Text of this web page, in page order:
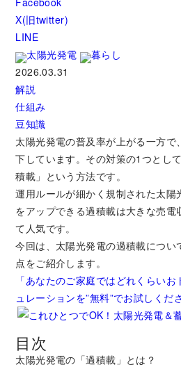
X(旧twitter)
LINE
太陽光発電
暮らし
2026.03.31
解説
仕組み
豆知識
太陽光発電の普及率が上がる一方で
下しています。その対策の1つとし
積載」という方法です。
運用ルールが細かく規制された太陽
をアップできる過積載は大きな売電
て人気です。
今回は、太陽光発電の過積載につい
点をご紹介します。
「あなたのご家庭ではどれくらい
ュレーションを”無料”でお試しくだ
目次
太陽光発電の「過積載」とは？